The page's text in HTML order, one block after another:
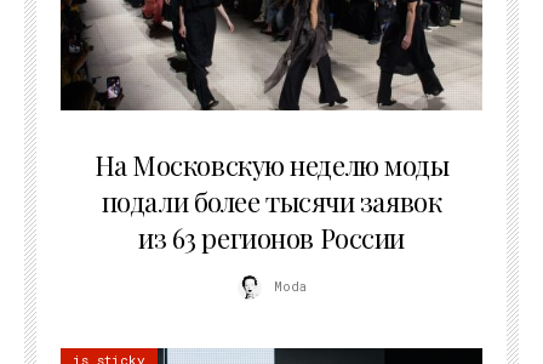
На Московскую неделю моды
подали более тысячи заявок
из 63 регионов России
Moda
is sticky